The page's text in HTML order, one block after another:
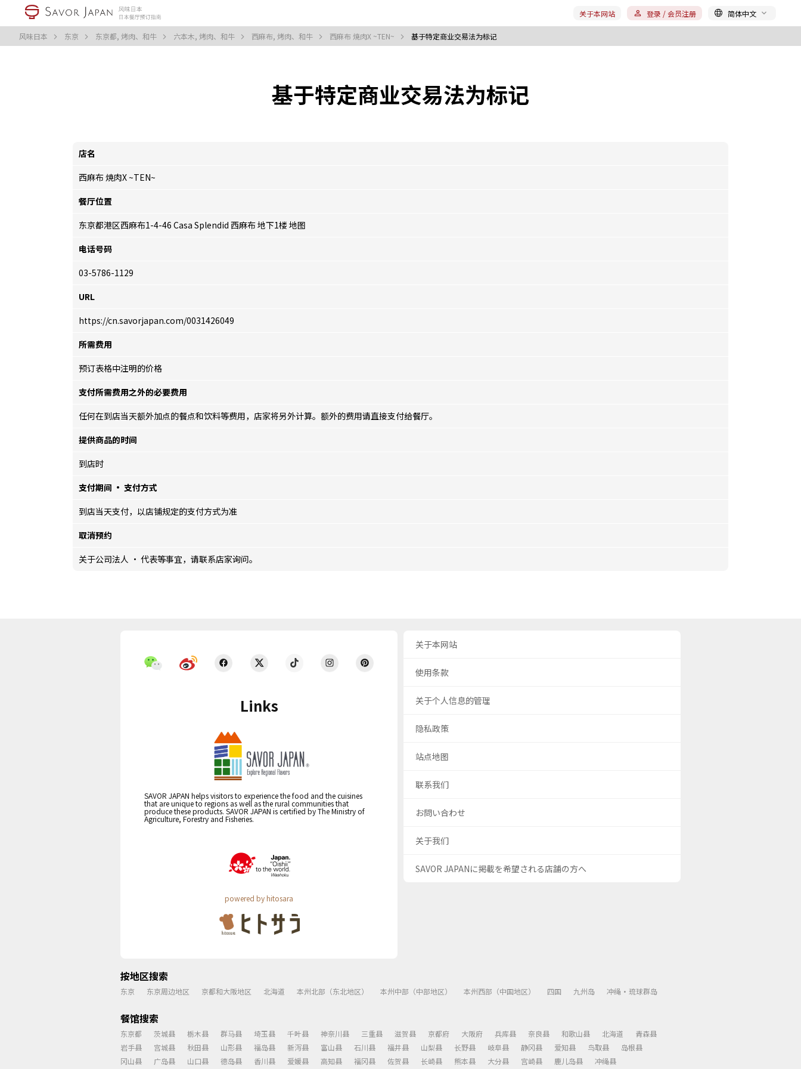
风味日本 东京 东京都, 烤肉、和牛 六本木, 烤肉、和牛 西麻布, 烤肉、和牛 西麻布 焼肉X ~TEN~ 基于特定商业交易法为标记
关于本网站 登录 / 会员注册 简体中文
基于特定商业交易法为标记
店名
西麻布 焼肉X ~TEN~
餐厅位置
东京都港区西麻布1-4-46 Casa Splendid 西麻布 地下1楼 地图
电话号码
03-5786-1129
URL
https://cn.savorjapan.com/0031426049
所需费用
预订表格中注明的价格
支付所需费用之外的必要费用
任何在到店当天额外加点的餐点和饮料等费用，店家将另外计算。额外的费用请直接支付给餐厅。
提供商品的时间
到店时
支付期间 · 支付方式
到店当天支付，以店铺规定的支付方式为准
取消预约
关于公司法人 · 代表等事宜，请联系店家询问。
Links
SAVOR JAPAN helps visitors to experience the food and the cuisines
that are unique to regions as well as the rural communities that
produce these products. SAVOR JAPAN is certified by The Ministry of
Agriculture, Forestry and Fisheries.
powered by hitosara
关于本网站
使用条款
关于个人信息的管理
隐私政策
站点地图
联系我们
お問い合わせ
关于我们
SAVOR JAPANに掲載を希望される店舗の方へ
按地区搜索
东京 东京周边地区 京都和大阪地区 北海道 本州北部（东北地区） 本州中部（中部地区） 本州西部（中国地区） 四国 九州岛 冲绳・琉球群岛
餐馆搜索
东京都 茨城县 栃木县 群马县 埼玉县 千叶县 神奈川县 三重县 滋贺县 京都府 大阪府 兵库县 奈良县 和歌山县 北海道
青森县
岩手县
宫城县 秋田县 山形县 福岛县 新泻县 富山县 石川县 福井县 山梨县 长野县 岐阜县 静冈县 爱知县 鸟取县
岛根县
冈山县
广岛县 山口县 德岛县 香川县 爱媛县 高知县 福冈县 佐贺县 长崎县 熊本县 大分县 宫崎县 鹿儿岛县 冲绳县